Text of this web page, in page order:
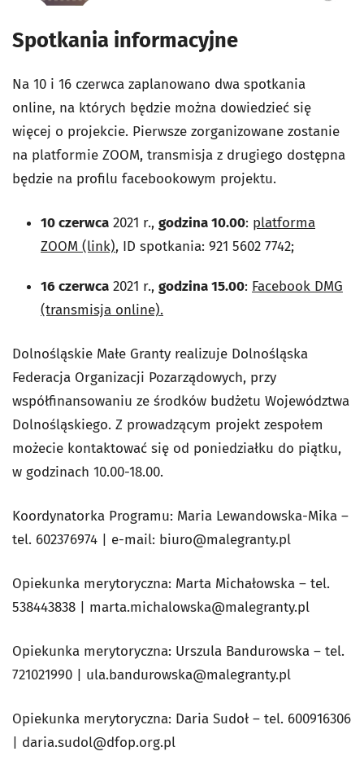
Spotkania informacyjne
Na 10 i 16 czerwca zaplanowano dwa spotkania
online, na których będzie można dowiedzieć się
więcej o projekcie. Pierwsze zorganizowane zostanie
na platformie ZOOM, transmisja z drugiego dostępna
będzie na profilu facebookowym projektu.
10 czerwca 2021 r., godzina 10.00: platforma
ZOOM (link), ID spotkania: 921 5602 7742;
16 czerwca 2021 r., godzina 15.00: Facebook DMG
(transmisja online).
Dolnośląskie Małe Granty realizuje Dolnośląska
Federacja Organizacji Pozarządowych, przy
współfinansowaniu ze środków budżetu Województwa
Dolnośląskiego. Z prowadzącym projekt zespołem
możecie kontaktować się od poniedziałku do piątku,
w godzinach 10.00-18.00.
Koordynatorka Programu: Maria Lewandowska-Mika –
tel. 602376974 | e-mail: biuro@malegranty.pl
Opiekunka merytoryczna: Marta Michałowska – tel.
538443838 | marta.michalowska@malegranty.pl
Opiekunka merytoryczna: Urszula Bandurowska – tel.
721021990 | ula.bandurowska@malegranty.pl
Opiekunka merytoryczna: Daria Sudoł – tel. 600916306
daria.sudol@dfop.org.pl